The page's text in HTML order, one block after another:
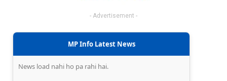
- Advertisement -
MP Info Latest News
News load nahi ho pa rahi hai.